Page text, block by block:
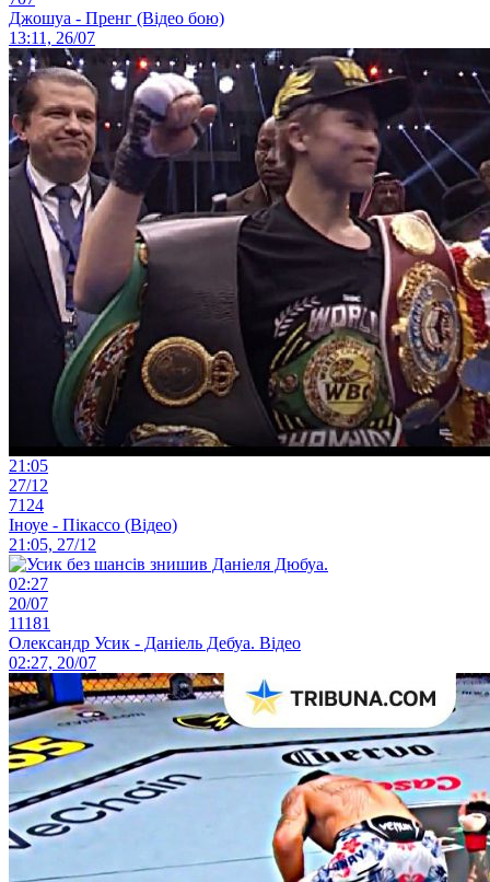
Джошуа - Пренг (Відео бою)
13:11, 26/07
21:05
27/12
7124
Іноуе - Пікассо (Відео)
21:05, 27/12
02:27
20/07
11181
Олександр Усик - Даніель Дебуа. Відео
02:27, 20/07